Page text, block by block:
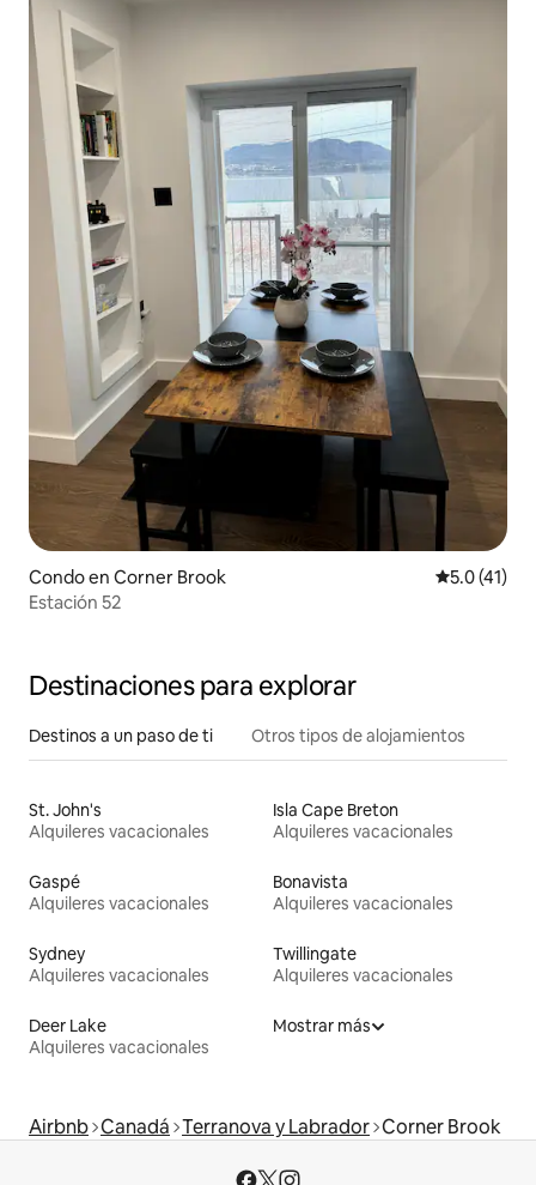
Condo en Corner Brook Calificación
5.0 (41)
Estación 52
Destinaciones para explorar
Destinos a un paso de ti Otros tipos de alojamientos
St. John's
Alquileres vacacionales
Isla Cape Breton
Alquileres vacacionales
Gaspé
Alquileres vacacionales
Bonavista
Alquileres vacacionales
Sydney
Alquileres vacacionales
Twillingate
Alquileres vacacionales
Deer Lake
Alquileres vacacionales
Mostrar más
Airbnb Canadá Terranova y Labrador Corner Brook